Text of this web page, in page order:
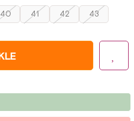
40 41 42
43